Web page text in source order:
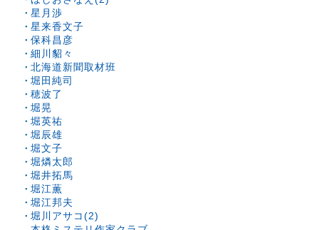
星月渉
星来香文子
保科昌彦
細川貂々
北海道新聞取材班
堀田純司
穂波了
堀晃
堀英祐
堀辰雄
堀文子
堀燐太郎
堀井拓馬
堀江薫
堀江邦夫
堀川アサコ(2)